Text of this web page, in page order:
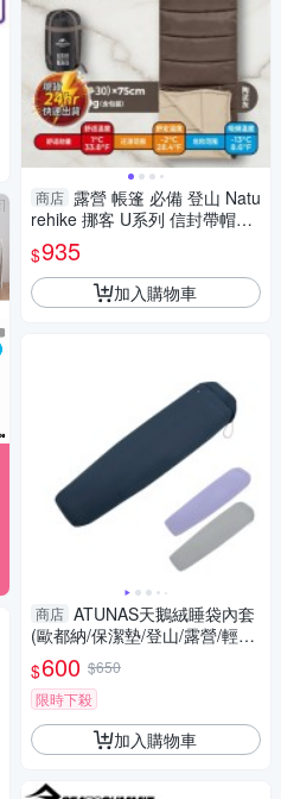
商店 露營 帳篷 必備 登山 Natu
rehike 挪客 U系列 信封帶帽睡
袋 U350陶泥灰190 + 30)x75c
m
$935
加入購物車
商店 ATUNAS天鵝絨睡袋內套
(歐都納/保潔墊/登山/露營/輕薄
小巧/吸濕排汗/透氣/GetSport)
$600 $650
限時下殺
加入購物車